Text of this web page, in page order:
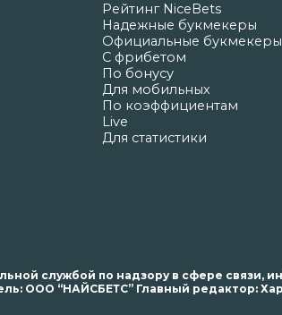
Рейтинг NiceBets
Надежные букмекеры
Официальные букмекеры
С фрибетом
По бонусу
Для мобильных
По коэффициентам
Live
Для статистики
службой по надзору в сфере связи,
ООО “НАЙСБЕТС” Главный редактор: